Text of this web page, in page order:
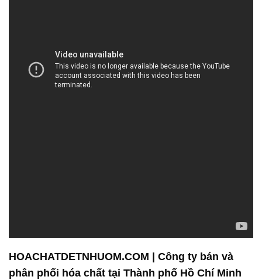
HOACHATDETNHUOM.COM | Công ty bán và
phân phối hóa chất tại Thành phố Hồ Chí Minh